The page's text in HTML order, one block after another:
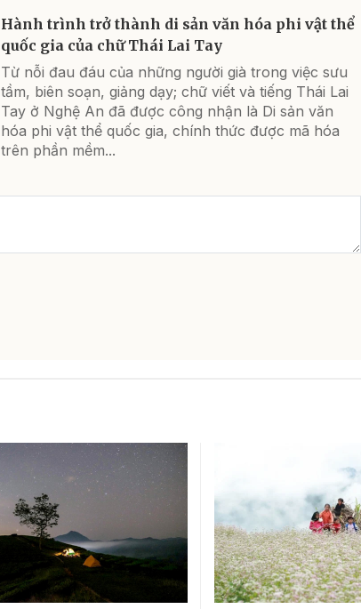
Hành trình trở thành di sản văn hóa phi vật thể
quốc gia của chữ Thái Lai Tay
Từ nỗi đau đáu của những người già trong việc sưu
tầm, biên soạn, giảng dạy; chữ viết và tiếng Thái Lai
Tay ở Nghệ An đã được công nhận là Di sản văn
hóa phi vật thể quốc gia, chính thức được mã hóa
trên phần mềm...